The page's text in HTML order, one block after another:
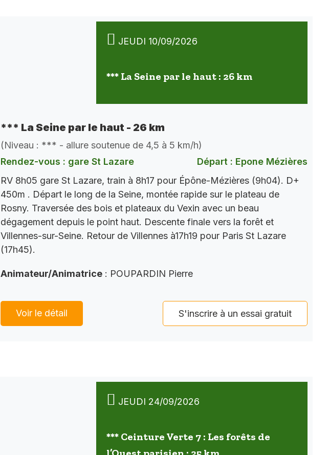
JEUDI 10/09/2026
*** La Seine par le haut : 26 km
*** La Seine par le haut - 26 km
(Niveau : *** - allure soutenue de 4,5 à 5 km/h)
Rendez-vous : gare St Lazare
Départ : Epone Mézières
RV 8h05 gare St Lazare, train à 8h17 pour Épône-Mézières (9h04). D+
450m . Départ le long de la Seine, montée rapide sur le plateau de
Rosny. Traversée des bois et plateaux du Vexin avec un beau
dégagement depuis le point haut. Descente finale vers la forêt et
Villennes-sur-Seine. Retour de Villennes à17h19 pour Paris St Lazare
(17h45).
Animateur/Animatrice : POUPARDIN Pierre
Voir le détail S'inscrire à un essai gratuit
JEUDI 24/09/2026
*** Ceinture Verte 7 : Les forêts de